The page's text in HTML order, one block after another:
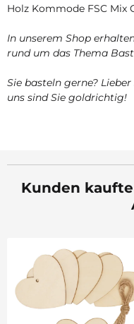
Holz Kommode FSC Mix
In unserem Shop
rund um das Thema
Sie basteln gerne?
uns sind Sie goldrichtig!
Kunden